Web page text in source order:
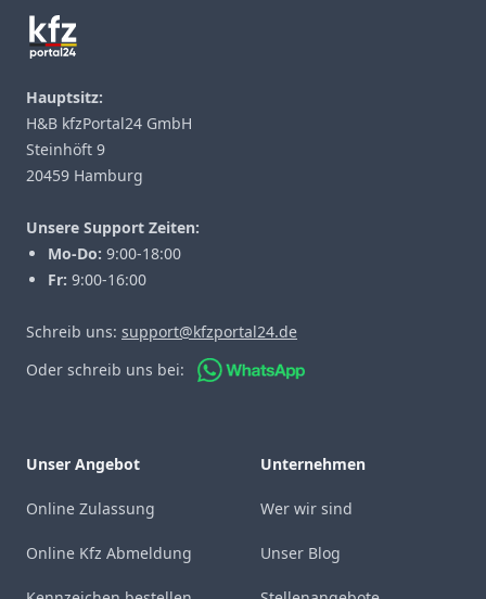
Hauptsitz:
H&B kfzPortal24 GmbH
Steinhöft 9
20459 Hamburg
Unsere Support Zeiten:
Mo-Do: 9:00-18:00
Fr: 9:00-16:00
Schreib uns: support@kfzportal24.de
Oder schreib uns bei:
Unser Angebot
Online Zulassung
Online Kfz Abmeldung
Unternehmen
Wer wir sind
Unser Blog